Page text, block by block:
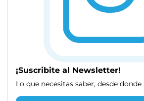
¡Suscribite al Newsletter!
Lo que necesitas saber, desde donde